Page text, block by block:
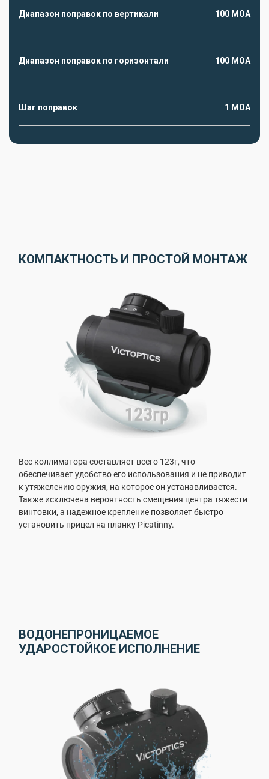
Диапазон поправок по вертикали 100 MOA
Диапазон поправок по горизонтали 100 MOA
Шаг поправок 1 MOA
КОМПАКТНОСТЬ И ПРОСТОЙ МОНТАЖ
Вес коллиматора составляет всего 123г, что
обеспечивает удобство его использования и не приводит
к утяжелению оружия, на которое он устанавливается.
Также исключена вероятность смещения центра тяжести
винтовки, а надежное крепление позволяет быстро
установить прицел на планку Picatinny.
ВОДОНЕПРОНИЦАЕМОЕ
УДАРОСТОЙКОЕ ИСПОЛНЕНИЕ